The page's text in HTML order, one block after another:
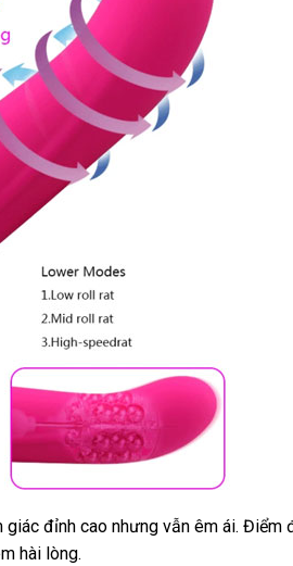
giác đỉnh cao giá
nhưng cao
vẫn êm áihỗ
. Điểm
hài lòng.